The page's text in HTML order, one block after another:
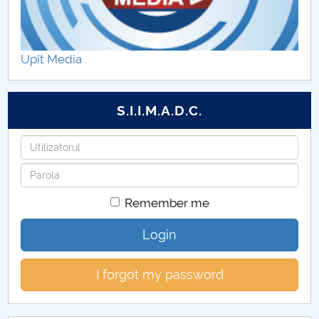
Personal
Tehnologia Constructiilor de Masini
Inginerie Economică Industrială
Mecatronica sistemelor de fabricatie ro
Programe de master DFMI
Programe postuniversitare coordonate
Indrumare ani studii
Cercetare științifică
Upit Media
S.I.I.M.A.D.C.
Username
Password
Remember me
Login
I forgot my password